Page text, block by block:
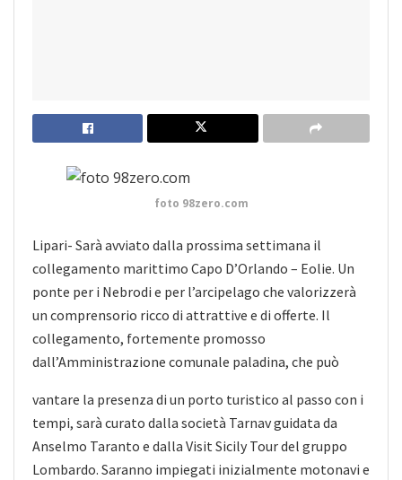
foto 98zero.com
Lipari- Sarà avviato dalla prossima settimana il
collegamento marittimo Capo D’Orlando – Eolie. Un
ponte per i Nebrodi e per l’arcipelago che valorizzerà
un comprensorio ricco di attrattive e di offerte. Il
collegamento, fortemente promosso
dall’Amministrazione comunale paladina, che può
vantare la presenza di un porto turistico al passo con i
tempi, sarà curato dalla società Tarnav guidata da
Anselmo Taranto e dalla Visit Sicily Tour del gruppo
Lombardo. Saranno impiegati inizialmente motonavi e